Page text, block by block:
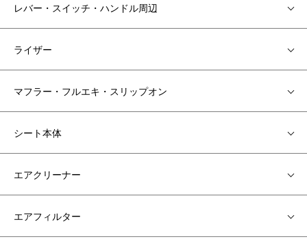
レバー・スイッチ・ハンドル周辺
ライザー
マフラー・フルエキ・スリップオン
シート本体
エアクリーナー
エアフィルター